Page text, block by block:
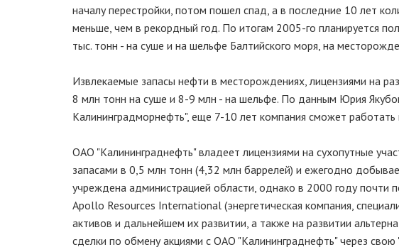
началу перестройки, потом пошел спад, а в последние 10 лет
меньше, чем в рекордный год. По итогам 2005-го планируется
тыс. тонн - на суше и на шельфе Балтийского моря, на
Извлекаемые запасы нефти в месторождениях, лицензиями на
8 млн тонн на суше и 8-9 млн - на шельфе. По данным Юрия
Калининградморнефть", еще 7-10 лет компания сможет
ОАО "Калининграднефть" владеет лицензиями на сухопутные
запасами в 0,5 млн тонн (4,32 млн баррелей) и ежегодно
учреждена администрацией области, однако в 2000 году почти
Apollo Resources International (энергетическая компания,
активов и дальнейшем их развитии, а также на развитии
сделки по обмену акциями с ОАО "Калининграднефть" через